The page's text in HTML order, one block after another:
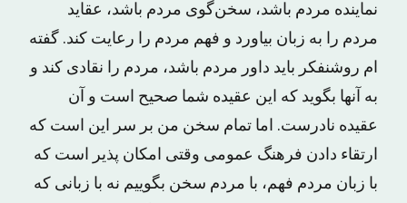
نماینده مردم باشد، سخن‌گوی مردم باشد، عقاید
مردم را به زبان بیاورد و فهم مردم را رعایت کند. گفته‌
ام روشنفکر باید داور مردم باشد، مردم را نقادی کند و
به آنها بگوید که این عقیده شما صحیح است و آن
عقیده نادرست. اما تمام سخن من بر سر این است که
ارتقاء دادن فرهنگ عمومی وقتی امکان پذیر است که
با زبان مردم ‌فهم، با مردم سخن بگوییم نه با زبانی که